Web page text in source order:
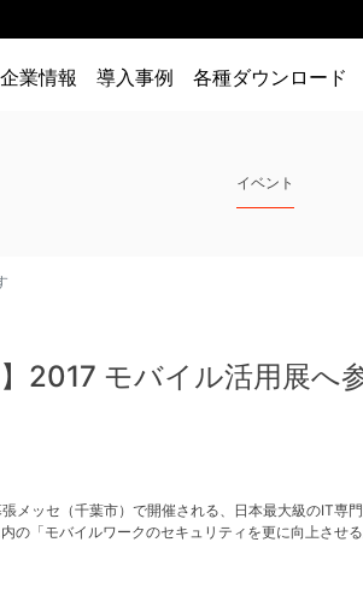
企業情報 導入事例 各種ダウンロード
イベント
2017 モバイル活用展へ
メッセ（千葉市）で開催される、日本最大級のIT専
内の「モバイルワークのセキュリティを更に向上さ